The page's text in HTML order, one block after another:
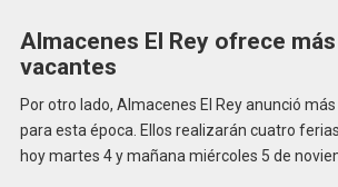
Almacenes El Rey ofrece
vacantes
Por otro lado, Almacenes El Rey anunció
para esta época. Ellos realizarán cuatro
hoy martes 4 y mañana miércoles 5 de